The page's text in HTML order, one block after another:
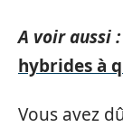
A voir aussi :
hybrides à
Vous avez